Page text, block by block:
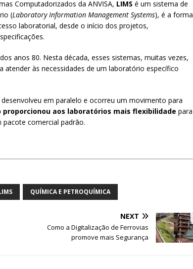
Computadorizados da ANVISA, LIMS é um sistema de
(Laboratory Information Management Systems), é a forma
laboratorial, desde o início dos projetos,
anos 80. Nesta década, esses sistemas, muitas vezes,
atender às necessidades de um laboratório específico
em paralelo e ocorreu um movimento para
proporcionou aos laboratórios mais flexibilidade para
pacote comercial padrão.
QUÍMICA E PETROQUÍMICA
NEXT
Como a Digitalização de Ferrovias
promove mais Segurança